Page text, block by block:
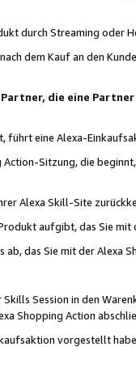
durch Streaming oder
dem Kauf an den
die eine
eine Alexa-
Sitzung, die
Alexa Skill-Site
aufgibt, das Sie mit
ab, das Sie mit der Alexa
Session in den
Shopping Action
vorgestellt